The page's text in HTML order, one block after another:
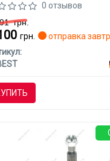
0 отзывов
грн.
грн.
отправка